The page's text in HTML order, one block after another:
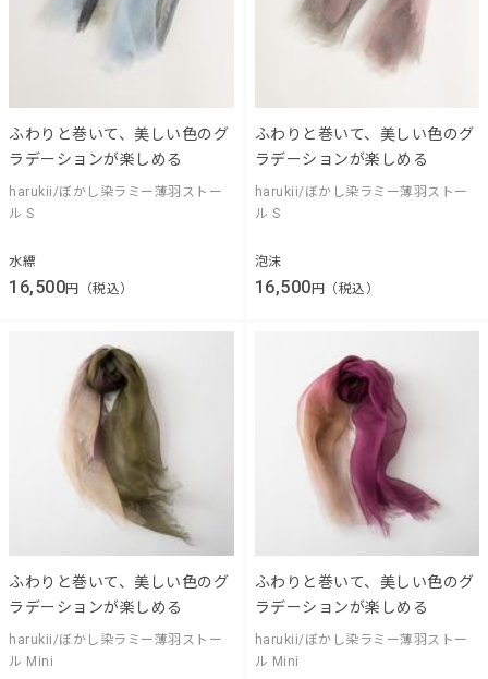
ふわりと巻いて、美しい色のグ
ラデーションが楽しめる
harukii/ぼかし染ラミー薄羽ストー
ル S
水縹
16,500円（税込）
ふわりと巻いて、美しい色のグ
ラデーションが楽しめる
harukii/ぼかし染ラミー薄羽ストー
ル S
泡沫
16,500円（税込）
ふわりと巻いて、美しい色のグ
ラデーションが楽しめる
harukii/ぼかし染ラミー薄羽ストー
ル Mini
ふわりと巻いて、美しい色のグ
ラデーションが楽しめる
harukii/ぼかし染ラミー薄羽ストー
ル Mini